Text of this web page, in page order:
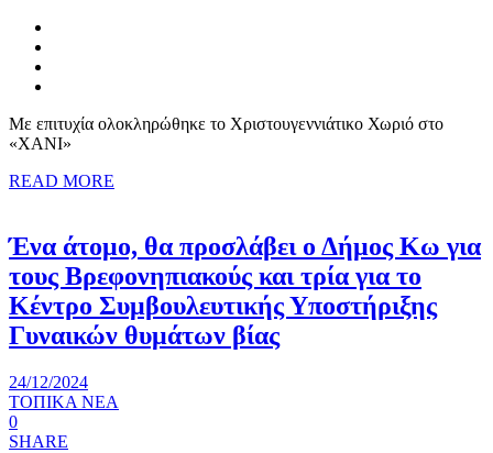
Με επιτυχία ολοκληρώθηκε το Χριστουγεννιάτικο Χωριό στο
«ΧΑΝΙ»
READ MORE
Ένα άτομο, θα προσλάβει ο Δήμος Κω για
τους Βρεφονηπιακούς και τρία για το
Κέντρο Συμβουλευτικής Υποστήριξης
Γυναικών θυμάτων βίας
24/12/2024
ΤΟΠΙΚΑ ΝΕΑ
0
SHARE